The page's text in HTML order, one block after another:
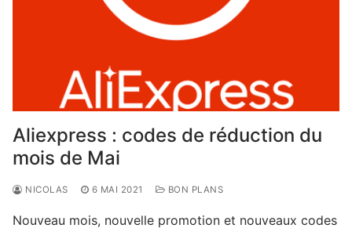
Aliexpress : codes de réduction du
mois de Mai
NICOLAS 6 MAI 2021 BON PLANS
Nouveau mois, nouvelle promotion et nouveaux codes